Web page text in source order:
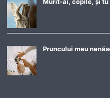
Pruncului meu